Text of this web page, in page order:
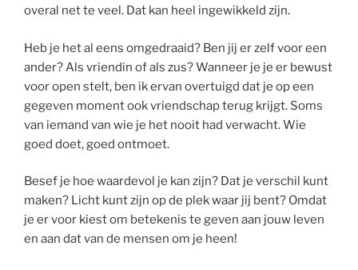
overal net te veel. Dat kan heel ingewikkeld zijn.
Heb je het al eens omgedraaid? Ben jij er zelf voor een
ander? Als vriendin of als zus? Wanneer je je er bewust
voor open stelt, ben ik ervan overtuigd dat je op een
gegeven moment ook vriendschap terug krijgt. Soms
van iemand van wie je het nooit had verwacht. Wie
goed doet, goed ontmoet.
Besef je hoe waardevol je kan zijn? Dat je verschil kunt
maken? Licht kunt zijn op de plek waar jij bent? Omdat
je er voor kiest om betekenis te geven aan jouw leven
en aan dat van de mensen om je heen!